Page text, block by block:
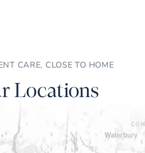
CARE, CLOSE TO HOME
Locations